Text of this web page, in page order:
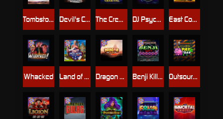
Outsourced: Payday
Land of the Free Benji Killed in Vegas
Devil's Crossroad
Dragon Tribe
DJ Psycho
Tombstone East Coast Vs West Coast
The Creepy Carnival
Whacked